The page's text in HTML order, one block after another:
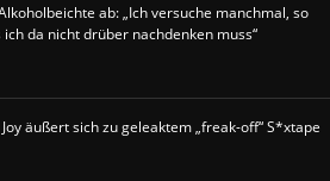
ab: „Ich versuche manchmal, so
da nicht drüber nachdenken muss“
äußert sich zu geleaktem „freak-off“ S*xtape